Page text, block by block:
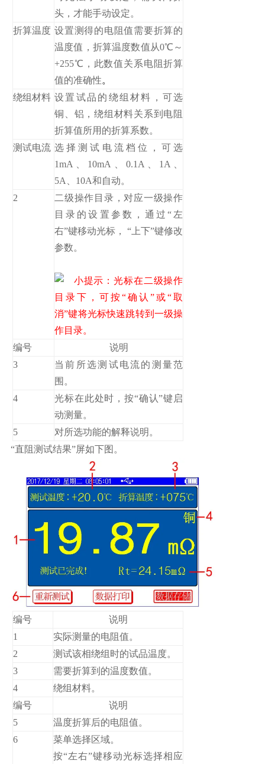
头，才能手动设定。
折算温度 设置测得的电阻值需要折算的
温度值，折算温度数值从0℃～
+255℃，此数值关系电阻折算
值的准确性。
绕组材料 设置试品的绕组材料，可选
铜、铝，绕组材料关系到电阻
折算值所用的折算系数。
测试电流 选择测试电流档位，可选
1mA、10mA、0.1A、1A、
5A、10A和自动。
2
二级操作目录，对应一级操作
目录的设置参数，通过“左
右”键移动光标， “上下”键修改
参数。
小提示：光标在二级操作
目录下，可按“确认”或“取
消”键将光标快速跳转到一级操
作目录。
编号
说明
3
当前所选测试电流的测量范
围。
4
光标在此处时，按“确认”键启
动测量。
5
对所选功能的解释说明。
“直阻测试结果”屏如下图。
编号
说明
1
实际测量的电阻值。
2
测试该相绕组时的试品温度。
3
需要折算到的温度数值。
4
绕组材料。
编号
说明
5
温度折算后的电阻值。
6
菜单选择区域。
按“左右”键移动光标选择相应